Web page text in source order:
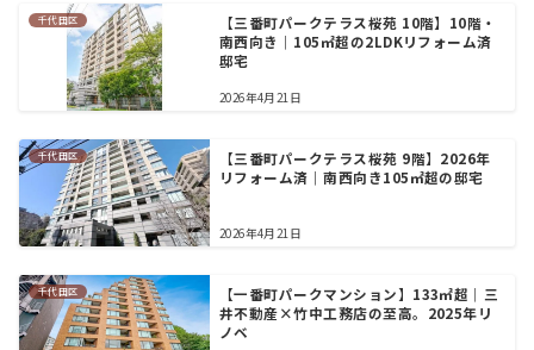
千代田区
【三番町パークテラス桜苑 10階】10階・
南西向き｜105㎡超の2LDKリフォーム済
邸宅
2026年4月21日
千代田区
【三番町パークテラス桜苑 9階】2026年
リフォーム済｜南西向き105㎡超の邸宅
2026年4月21日
千代田区
【一番町パークマンション】133㎡超｜三
井不動産×竹中工務店の至高。2025年リ
ノベ